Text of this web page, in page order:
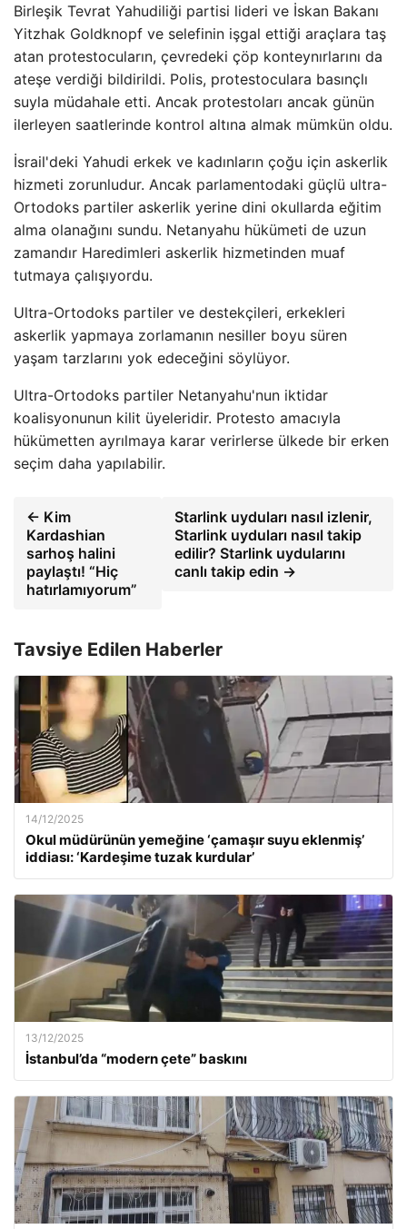
Birleşik Tevrat Yahudiliği partisi lideri ve İskan Bakanı
Yitzhak Goldknopf ve selefinin işgal ettiği araçlara taş
atan protestocuların, çevredeki çöp konteynırlarını da
ateşe verdiği bildirildi. Polis, protestoculara basınçlı
suyla müdahale etti. Ancak protestoları ancak günün
ilerleyen saatlerinde kontrol altına almak mümkün oldu.
İsrail'deki Yahudi erkek ve kadınların çoğu için askerlik
hizmeti zorunludur. Ancak parlamentodaki güçlü ultra-
Ortodoks partiler askerlik yerine dini okullarda eğitim
alma olanağını sundu. Netanyahu hükümeti de uzun
zamandır Haredimleri askerlik hizmetinden muaf
tutmaya çalışıyordu.
Ultra-Ortodoks partiler ve destekçileri, erkekleri
askerlik yapmaya zorlamanın nesiller boyu süren
yaşam tarzlarını yok edeceğini söylüyor.
Ultra-Ortodoks partiler Netanyahu'nun iktidar
koalisyonunun kilit üyeleridir. Protesto amacıyla
hükümetten ayrılmaya karar verirlerse ülkede bir erken
seçim daha yapılabilir.
← Kim
Kardashian
sarhoş halini
paylaştı! “Hiç
hatırlamıyorum”
Starlink uyduları nasıl izlenir,
Starlink uyduları nasıl takip
edilir? Starlink uydularını
canlı takip edin →
Tavsiye Edilen Haberler
14/12/2025
Okul müdürünün yemeğine ‘çamaşır suyu eklenmiş’
iddiası: ‘Kardeşime tuzak kurdular’
13/12/2025
İstanbul’da “modern çete” baskını